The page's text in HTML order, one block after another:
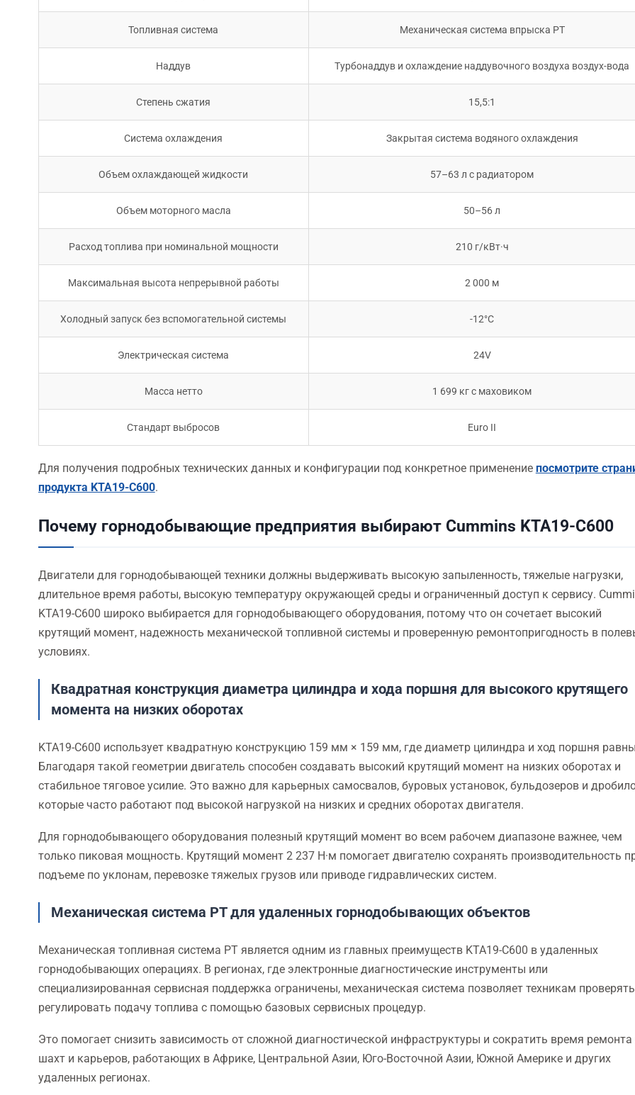
Топливная система Механическая система впрыска PT
Наддув Турбонаддув и охлаждение наддувочного воздуха воздух-вода
Степень сжатия 15,5:1
Система охлаждения Закрытая система водяного охлаждения
Объем охлаждающей жидкости 57–63 л с радиатором
Объем моторного масла 50–56 л
Расход топлива при номинальной мощности 210 г/кВт·ч
Максимальная высота непрерывной работы 2 000 м
Холодный запуск без вспомогательной системы -12°C
Электрическая система 24V
Масса нетто 1 699 кг с маховиком
Стандарт выбросов Euro II
Для получения подробных технических данных и конфигурации под конкретное применение посмотрите
продукта KTA19-C600.
Почему горнодобывающие предприятия выбирают Cummins KTA19-C600
Двигатели для горнодобывающей техники должны выдерживать высокую запыленность, тяжелые нагрузки,
длительное время работы, высокую температуру окружающей среды и ограниченный доступ к сервису.
KTA19-C600 широко выбирается для горнодобывающего оборудования, потому что он сочетает высокий
крутящий момент, надежность механической топливной системы и проверенную ремонтопригодность в
условиях.
Квадратная конструкция диаметра цилиндра и хода поршня для высокого крутящего
момента на низких оборотах
KTA19-C600 использует квадратную конструкцию 159 мм × 159 мм, где диаметр цилиндра и ход поршня
Благодаря такой геометрии двигатель способен создавать высокий крутящий момент на низких оборотах и
стабильное тяговое усилие. Это важно для карьерных самосвалов, буровых установок, бульдозеров и
которые часто работают под высокой нагрузкой на низких и средних оборотах двигателя.
Для горнодобывающего оборудования полезный крутящий момент во всем рабочем диапазоне важнее, чем
только пиковая мощность. Крутящий момент 2 237 Н·м помогает двигателю сохранять производительность
подъеме по уклонам, перевозке тяжелых грузов или приводе гидравлических систем.
Механическая система PT для удаленных горнодобывающих объектов
Механическая топливная система PT является одним из главных преимуществ KTA19-C600 в удаленных
горнодобывающих операциях. В регионах, где электронные диагностические инструменты или
специализированная сервисная поддержка ограничены, механическая система позволяет техникам
регулировать подачу топлива с помощью базовых сервисных процедур.
Это помогает снизить зависимость от сложной диагностической инфраструктуры и сократить время ремонта
шахт и карьеров, работающих в Африке, Центральной Азии, Юго-Восточной Азии, Южной Америке и других
удаленных регионах.